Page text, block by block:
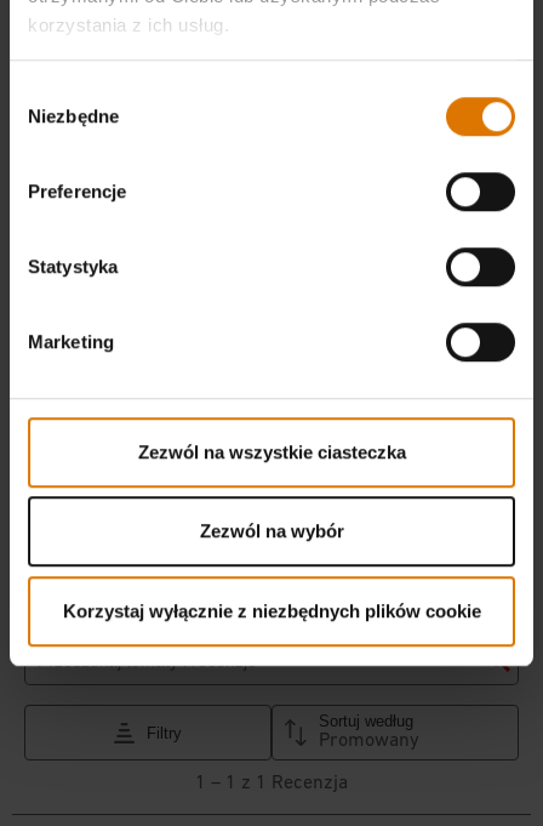
korzystania z ich usług.
zgody
Niezbędne
Preferencje
Statystyka
Marketing
Zezwól na wszystkie ciasteczka
Zezwól na wybór
Korzystaj wyłącznie z niezbędnych plików cookie